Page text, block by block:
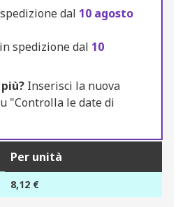
dal 10 agosto
spedizione dal 10
Inserisci la nuova
"Controlla le date di
Per unità
8,12 €